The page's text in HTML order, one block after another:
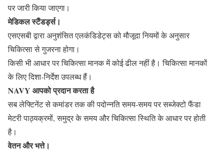
पर जारी किया जाएगा।
मेडिकल स्टैंडर्ड्स।
एसएसबी द्वारा अनुशंसित एलकंडिडेट्स को मौजूदा नियमों के अनुसार
चिकित्सा से गुजरना होगा।
किसी भी आधार पर चिकित्सा मानक में कोई ढील नहीं है। चिकित्सा मानकों
के लिए दिशा-निर्देश उपलब्ध हैं।
NAVY आपको प्रदान करता है
सब लेफ्टिनेंट से कमांडर तक की पदोन्नति समय-समय पर सब्जेक्टो फैंडा
मेटरी पाठ्यक्रमों, समुद्र के समय और चिकित्सा स्थिति के आधार पर होती
है।
वेतन और भत्ते।